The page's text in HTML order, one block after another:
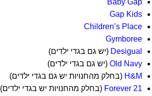
Baby Gap
Gap Kids
Children’s Place
Gymboree
Desigual (יש גם בגדי ילדים)
Old Navy (יש גם בגדי ילדים)
H&M (בחלק מהחנויות יש גם בגדי ילדים)
Forever 21 (בחלק מהחנויות יש בגדי ילדים)